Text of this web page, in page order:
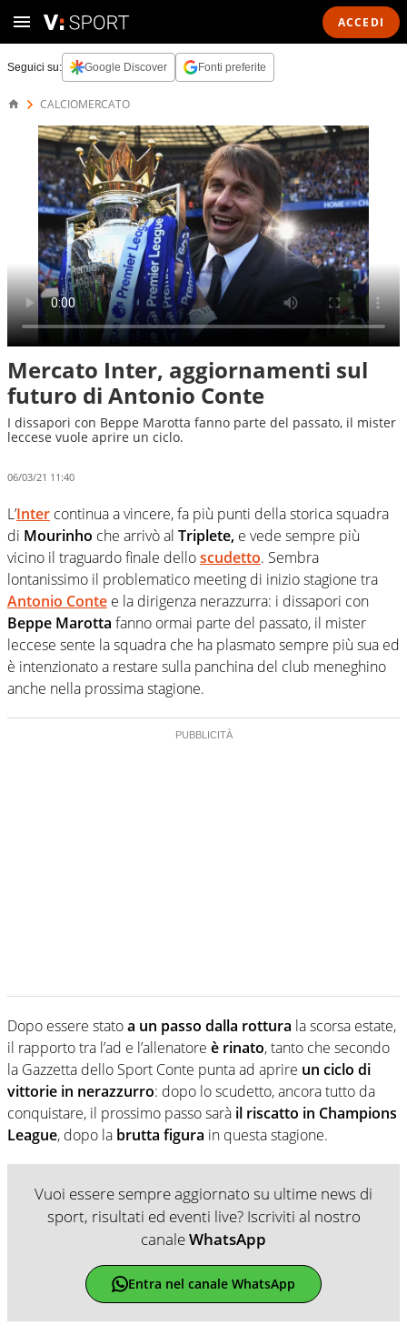
ACCEDI
Seguici su: Google Discover Fonti preferite
CALCIOMERCATO
Mercato Inter, aggiornamenti sul
futuro di Antonio Conte
I dissapori con Beppe Marotta fanno parte del passato, il mister
leccese vuole aprire un ciclo.
06/03/21 11:40
L’Inter continua a vincere, fa più punti della storica squadra
di Mourinho che arrivò al Triplete, e vede sempre più
vicino il traguardo finale delloscudetto. Sembra
lontanissimo il problematico meeting di inizio stagione tra
Antonio Conte e la dirigenza nerazzurra: i dissapori con
Beppe Marotta fanno ormai parte del passato, il mister
leccese sente la squadra che ha plasmato sempre più sua ed
è intenzionato a restare sulla panchina del club meneghino
anche nella prossima stagione.
Dopo essere statoa un passo dalla rottura la scorsa estate,
il rapporto tra l’ad e l’allenatore è rinato, tanto che secondo
la Gazzetta dello Sport Conte punta ad aprire un ciclo di
vittorie in nerazzurro: dopo lo scudetto, ancora tutto da
conquistare, il prossimo passo sarà il riscatto in Champions
League, dopo la brutta figura in questa stagione.
Vuoi essere sempre aggiornato su ultime news di
sport, risultati ed eventi live? Iscriviti al nostro
canaleWhatsApp
Entra nel canale WhatsApp